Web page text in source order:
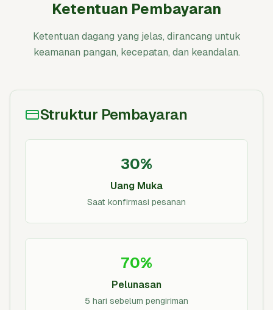
Ketentuan Pembayaran
Ketentuan dagang yang jelas, dirancang untuk
keamanan pangan, kecepatan, dan keandalan.
Struktur Pembayaran
30%
Uang Muka
Saat konfirmasi pesanan
70%
Pelunasan
5 hari sebelum pengiriman